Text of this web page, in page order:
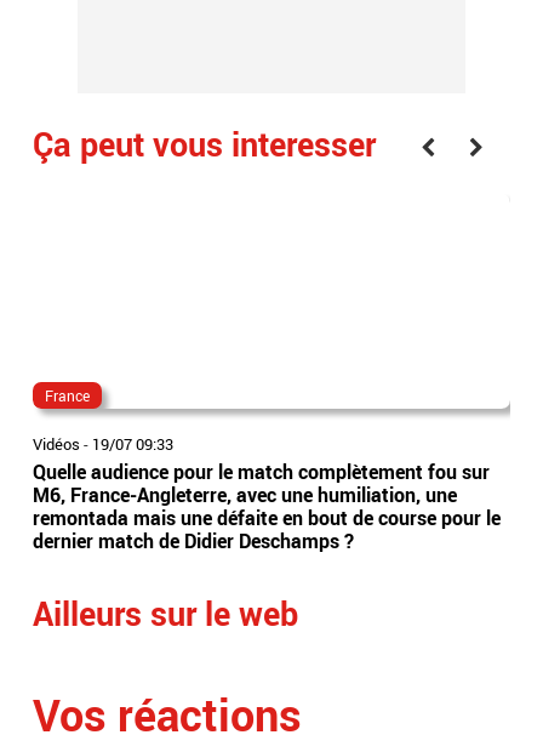
Ça peut vous interesser
France
Vidéos - 19/07 09:33
Quelle audience pour le match complètement fou sur
M6, France-Angleterre, avec une humiliation, une
remontada mais une défaite en bout de course pour le
dernier match de Didier Deschamps ?
Ailleurs sur le web
Vos réactions